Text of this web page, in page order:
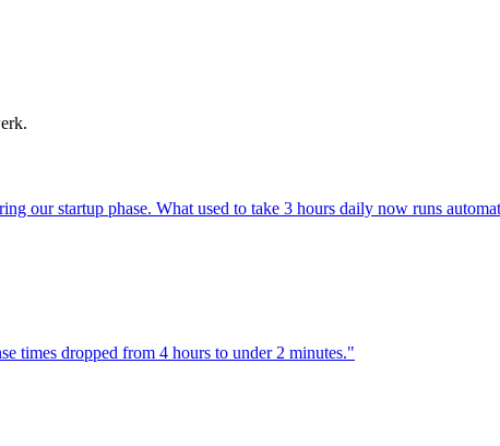
our startup phase. What used to take 3 hours daily now runs
times dropped from 4 hours to under 2 minutes."